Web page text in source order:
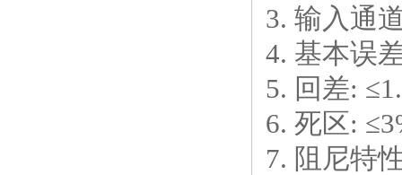
3. 输入通
4. 基本误
5. 回差:
6. 死区:
7. 阻尼特